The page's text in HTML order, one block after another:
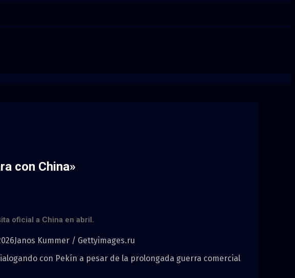
con China»
oficial a China en abril.
Janos Kummer / Gettyimages.ru
con Pekín a pesar de la prolongada guerra comercial